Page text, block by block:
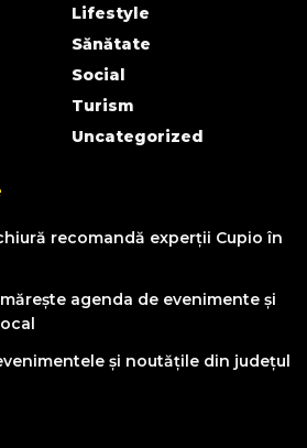
Lifestyle
Sănătate
Social
Turism
Uncategorized
recomandă experții Cupio în
agenda de evenimente și
și noutățile din județul